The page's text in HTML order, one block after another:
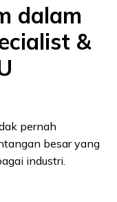
dalam
&
pernah
besar yang
industri.